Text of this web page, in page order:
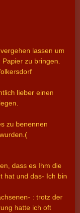
lassen um
zu bringen.
lieber einen
zu benennen
dass es Ihm die
hat und das- Ich bin
: trotz der
hatte ich oft